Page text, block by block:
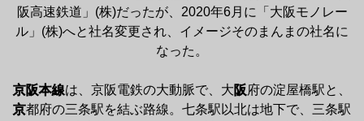
阪高速鉄道」(株)だったが、2020年6月に「大阪モノレー
ル」(株)へと社名変更され、イメージそのまんまの社名に
なった。
京阪本線は、京阪電鉄の大動脈で、大阪府の淀屋橋駅と、
京都府の三条駅を結ぶ路線。七条駅以北は地下で、三条駅